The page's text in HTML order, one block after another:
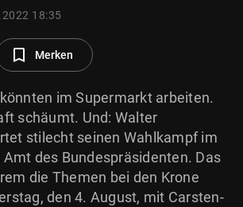
GmbH & Co KG 2026
18:35
Merken
im Supermarkt arbeiten.
schäumt. Und: Walter
stilecht seinen Wahlkampf im
Amt des Bundespräsidenten. Das
die Themen bei den Krone
den 4. August, mit Carsten-